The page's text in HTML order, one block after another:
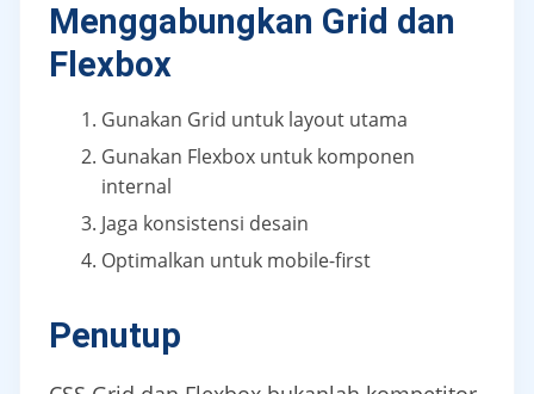
Menggabungkan Grid dan
Flexbox
Gunakan Grid untuk layout utama
Gunakan Flexbox untuk komponen
internal
Jaga konsistensi desain
Optimalkan untuk mobile-first
Penutup